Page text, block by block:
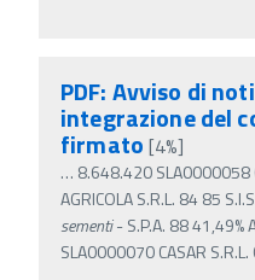
PDF: Avviso di
integrazione del
firmato [4%]
… 8.648.420 SLA0000058
AGRICOLA S.R.L. 84 85
sementi- S.P.A. 88 41,49%
SLA0000070 CASAR S.R.L.